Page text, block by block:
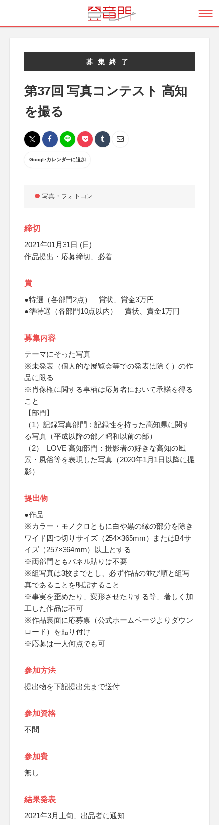
募集終了
第37回 写真コンテスト 高知
を撮る
Googleカレンダーに追加
写真・フォトコン
締切
2021年01月31日 (日)
作品提出・応募締切、必着
賞
●特選（各部門2点） 賞状、賞金3万円
●準特選（各部門10点以内） 賞状、賞金1万円
募集内容
テーマにそった写真
※未発表（個人的な展覧会等での発表は除く）の作
品に限る
※肖像権に関する事柄は応募者において承諾を得る
こと
【部門】
（1）記録写真部門：記録性を持った高知県に関す
る写真（平成以降の部／昭和以前の部）
（2）I LOVE 高知部門：撮影者の好きな高知の風
景・風俗等を表現した写真（2020年1月1日以降に撮
影）
提出物
●作品
※カラー・モノクロともに白や黒の縁の部分を除き
ワイド四つ切りサイズ（254×365mm）またはB4サ
イズ（257×364mm）以上とする
※両部門ともパネル貼りは不要
※組写真は3枚までとし、必ず作品の並び順と組写
真であることを明記すること
※事実を歪めたり、変形させたりする等、著しく加
工した作品は不可
※作品裏面に応募票（公式ホームページよりダウン
ロード）を貼り付け
※応募は一人何点でも可
参加方法
提出物を下記提出先まで送付
参加資格
不問
参加費
無し
結果発表
2021年3月上旬、出品者に通知